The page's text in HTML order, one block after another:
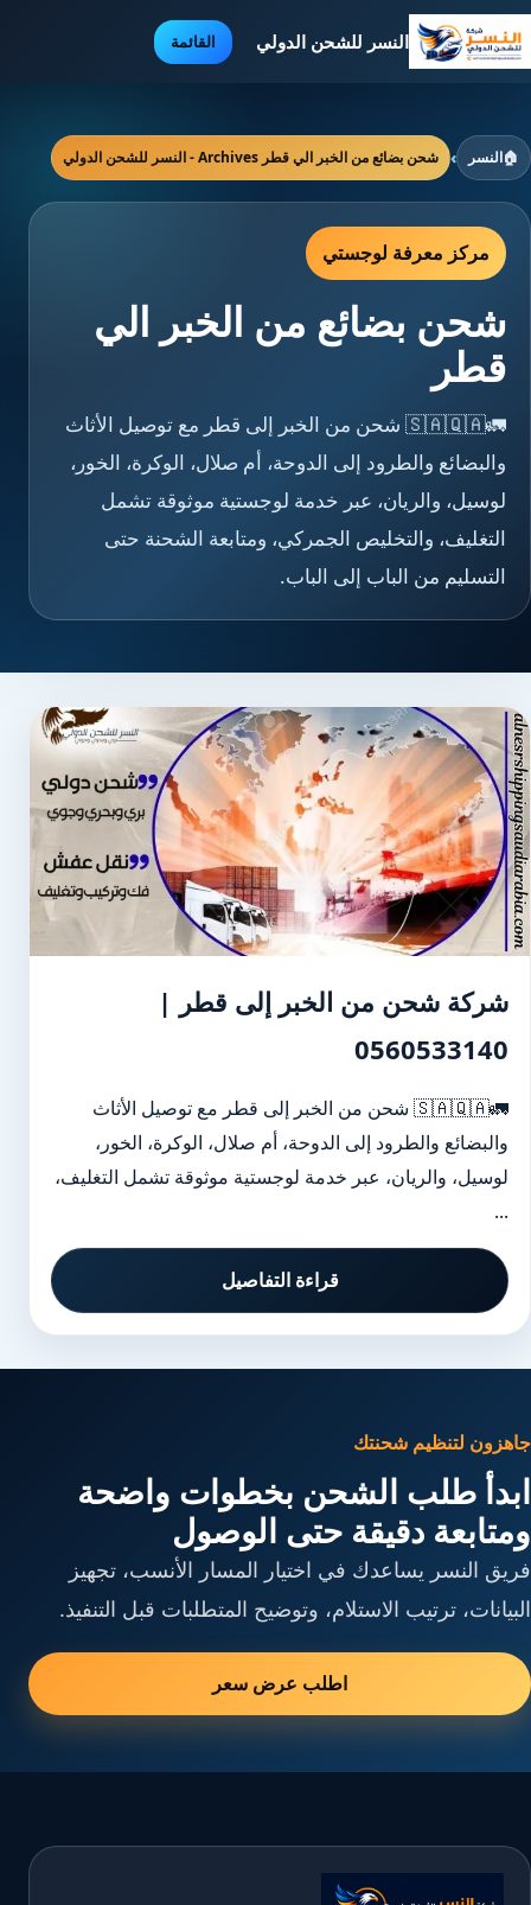
النسر للشحن الدولي القائمة
🏠النسر › شحن بضائع من الخبر الي قطر Archives - النسر للشحن الدولي
مركز معرفة لوجستي
شحن بضائع من الخبر الي
قطر
🚛🇸🇦🇶🇦 شحن من الخبر إلى قطر مع توصيل الأثاث
والبضائع والطرود إلى الدوحة، أم صلال، الوكرة، الخور،
لوسيل، والريان، عبر خدمة لوجستية موثوقة تشمل
التغليف، والتخليص الجمركي، ومتابعة الشحنة حتى
التسليم من الباب إلى الباب.
شركة شحن من الخبر إلى قطر |
0560533140
🚛🇸🇦🇶🇦 شحن من الخبر إلى قطر مع توصيل الأثاث
والبضائع والطرود إلى الدوحة، أم صلال، الوكرة، الخور،
لوسيل، والريان، عبر خدمة لوجستية موثوقة تشمل التغليف،
...
قراءة التفاصيل
جاهزون لتنظيم شحنتك
ابدأ طلب الشحن بخطوات واضحة
ومتابعة دقيقة حتى الوصول
فريق النسر يساعدك في اختيار المسار الأنسب، تجهيز
البيانات، ترتيب الاستلام، وتوضيح المتطلبات قبل التنفيذ.
اطلب عرض سعر